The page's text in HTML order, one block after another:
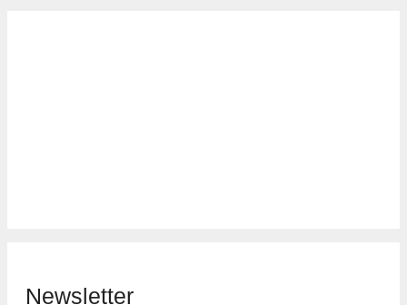
Newsletter